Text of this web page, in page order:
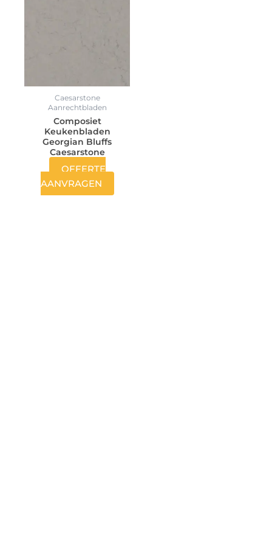
Caesarstone
Aanrechtbladen
Composiet
Keukenbladen
Georgian Bluffs
Caesarstone
OFFERTE
AANVRAGEN